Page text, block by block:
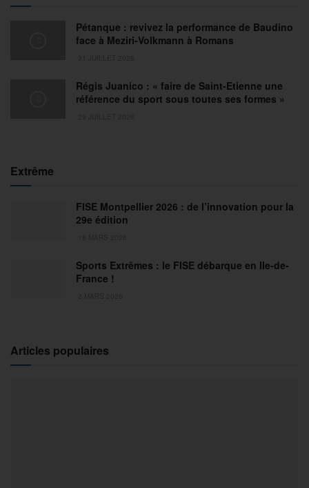
Pétanque : revivez la performance de Baudino
face à Meziri-Volkmann à Romans
Régis Juanico : « faire de Saint-Etienne une
référence du sport sous toutes ses formes »
Extrême
FISE Montpellier 2026 : de l’innovation pour la
29e édition
Sports Extrêmes : le FISE débarque en Ile-de-
France !
Articles populaires